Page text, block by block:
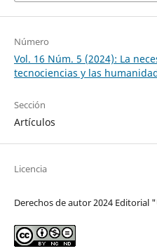
Número
Vol. 16 Núm. 5 (2024): La
tecnociencias y las
Sección
Artículos
Licencia
Derechos de autor 2024 Editorial